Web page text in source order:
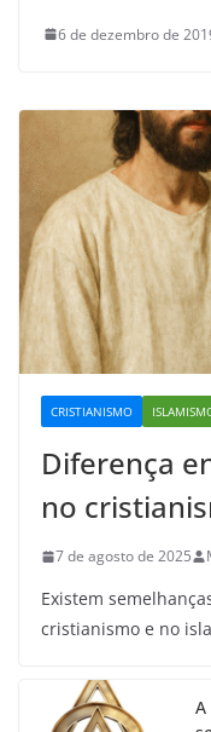
6 de dezembro de
CRISTIANISMO
Diferença
no
7 de agosto de 2025
Existem
cristianismo e no